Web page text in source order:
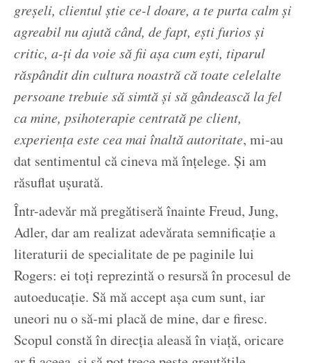
greșeli, clientul știe ce-l doare, a te purta calm și
agreabil nu ajută când, de fapt, ești furios și
critic, a-ți da voie să fii așa cum ești, tiparul
răspândit din cultura noastră că toate celelalte
persoane trebuie să simtă și să gândească la fel
ca mine, psihoterapie centrată pe client,
experiența este cea mai înaltă autoritate, mi-au
dat sentimentul că cineva mă înțelege. Și am
răsuflat ușurată.
Într-adevăr mă pregătiseră înainte Freud, Jung,
Adler, dar am realizat adevărata semnificație a
literaturii de specialitate de pe paginile lui
Rogers: ei toți reprezintă o resursă în procesul de
autoeducație. Să mă accept așa cum sunt, iar
uneori nu o să-mi placă de mine, dar e firesc.
Scopul constă în direcția aleasă în viață, oricare